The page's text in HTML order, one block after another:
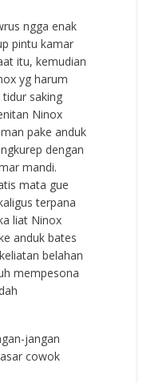
ngga enak
pintu kamar
itu, kemudian
yg harum
saking
Ninox
pake anduk
dengan
mandi.
mata gue
terpana
liat Ninox
anduk bates
belahan
mempesona
jangan
cowok